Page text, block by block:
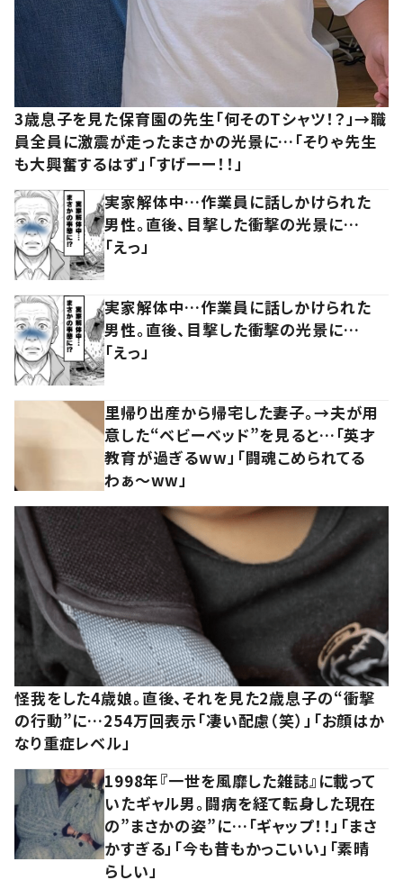
3歳息子を見た保育園の先生「何そのTシャツ！？」→職
員全員に激震が走ったまさかの光景に…「そりゃ先生
も大興奮するはず」「すげーー！！」
実家解体中…作業員に話しかけられた
男性。直後、目撃した衝撃の光景に…
「えっ」
実家解体中…作業員に話しかけられた
男性。直後、目撃した衝撃の光景に…
「えっ」
里帰り出産から帰宅した妻子。→夫が用
意した“ベビーベッド”を見ると…「英才
教育が過ぎるww」「闘魂こめられてる
わぁ～ww」
怪我をした4歳娘。直後、それを見た2歳息子の“衝撃
の行動”に…254万回表示「凄い配慮（笑）」「お顔はか
なり重症レベル」
1998年『一世を風靡した雑誌』に載って
いたギャル男。闘病を経て転身した現在
の”まさかの姿”に…「ギャップ！！」「まさ
かすぎる」「今も昔もかっこいい」「素晴
らしい」